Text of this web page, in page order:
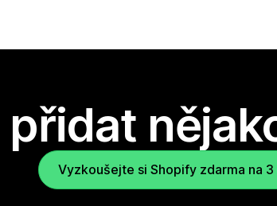
Vyzkoušejte si Shopify zdarma na 3